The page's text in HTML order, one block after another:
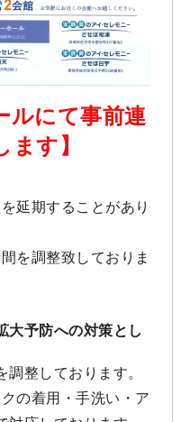
ルにて事前連
す】
延期することがあり
を調整致しておりま
大予防への対策とし
整しております。
の着用・手洗い・ア